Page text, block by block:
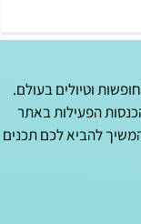
וטיולים בעולם.
הפעילות באתר
להביא לכם תכנים